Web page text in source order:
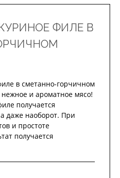
ФИЛЕ В
в сметанно-горчичном
нежное и ароматное мясо!
получается
даже наоборот. При
и простоте
получается